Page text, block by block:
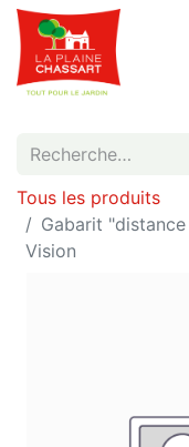
Tous les produits
Gabarit
Vision